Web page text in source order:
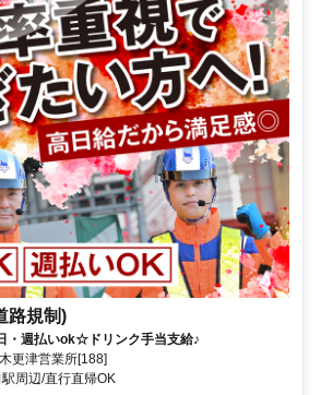
路規制)
・週払いok☆ドリンク手当支給♪
更津営業所[188]
周辺/直行直帰OK